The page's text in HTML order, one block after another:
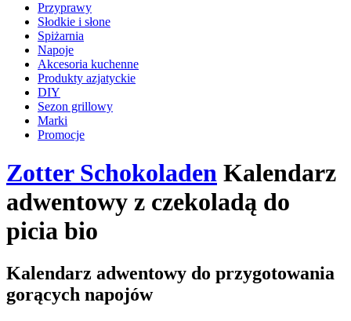
Przyprawy
Słodkie i słone
Spiżarnia
Napoje
Akcesoria kuchenne
Produkty azjatyckie
DIY
Sezon grillowy
Marki
Promocje
Zotter Schokoladen Kalendarz
adwentowy z czekoladą do
picia bio
Kalendarz adwentowy do przygotowania
gorących napojów